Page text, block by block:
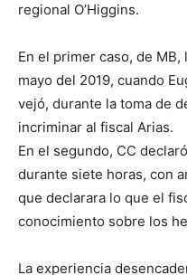
regional O’Higgins.
En el primer caso, de
mayo del 2019, cuando
vejó, durante la toma de
incriminar al fiscal Arias.
En el segundo, CC
durante siete horas, con
que declarara lo que el
conocimiento sobre los
La experiencia